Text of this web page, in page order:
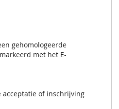
gehomologeerde
met het E-
acceptatie of inschrijving